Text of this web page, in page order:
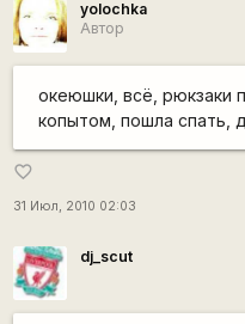
yolochka
Автор
океюшки, всё, рюкзаки
копытом, пошла спать,
favorite_border
31 Июл, 2010 02:03
dj_scut